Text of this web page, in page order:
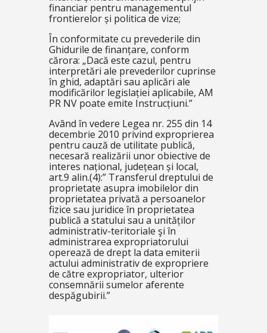
financiar pentru managementul
frontierelor și politica de vize;
În conformitate cu prevederile din
Ghidurile de finanțare, conform
cărora: „Dacă este cazul, pentru
interpretări ale prevederilor cuprinse
în ghid, adaptări sau aplicări ale
modificărilor legislației aplicabile, AM
PR NV poate emite Instrucțiuni.”
Având în vedere Legea nr. 255 din 14
decembrie 2010 privind exproprierea
pentru cauză de utilitate publică,
necesară realizării unor obiective de
interes național, județean și local,
art.9 alin.(4):” Transferul dreptului de
proprietate asupra imobilelor din
proprietatea privată a persoanelor
fizice sau juridice în proprietatea
publică a statului sau a unităților
administrativ-teritoriale şi în
administrarea expropriatorului
operează de drept la data emiterii
actului administrativ de expropriere
de către expropriator, ulterior
consemnării sumelor aferente
despăgubirii.”